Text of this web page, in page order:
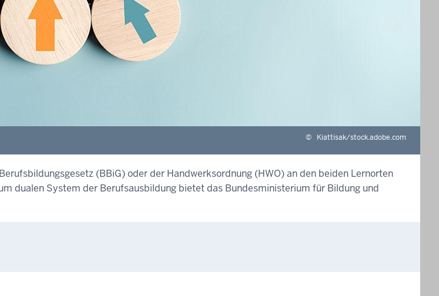
© Kiattisak/stock.adobe.com
(BBiG) oder der Handwerksordnung (HWO) an den beiden Lernorten
dualen System der Berufsausbildung bietet das Bundesministerium für Bildung und